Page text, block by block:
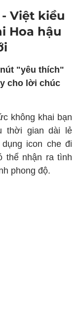
Việt kiều
Hoa hậu
"yêu thích"
cho lời chúc
không khai bạn
thời gian dài lẻ
icon che đi
thể nhận ra tình
phong độ.